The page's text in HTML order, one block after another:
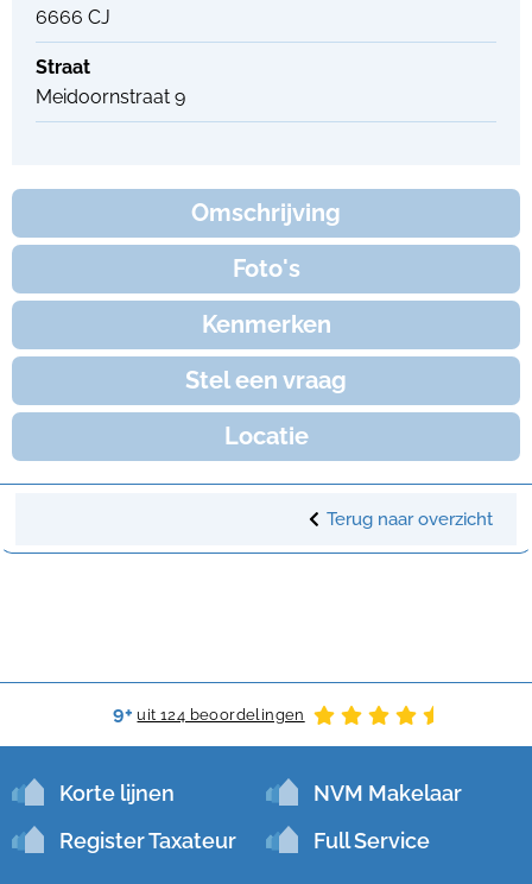
6666 CJ
Straat
Meidoornstraat 9
Omschrijving
Foto's
Kenmerken
Stel een vraag
Locatie
Terug naar overzicht
9+ uit 124 beoordelingen
Korte lijnen
NVM Makelaar
Register Taxateur
Full Service